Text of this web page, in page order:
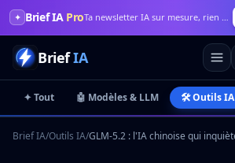
✦ Brief IA Pro Ta newsletter IA sur mesure, rien que pour toi
BriefIA
✦ Tout 🤖 Modèles & LLM 🛠️ Outils IA
Brief IA/Outils IA/